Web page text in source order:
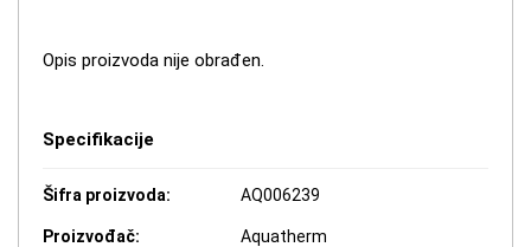
Opis proizvoda nije obrađen.
Specifikacije
Šifra proizvoda: AQ006239
Proizvođač: Aquatherm